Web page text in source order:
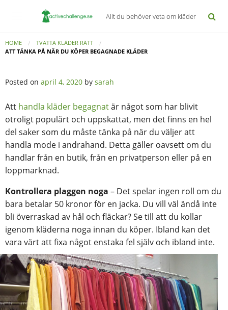
Allt du behöver veta om kläder
HOME
TVÄTTA KLÄDER RÄTT
ATT TÄNKA PÅ NÄR DU KÖPER BEGAGNADE KLÄDER
Posted on april 4, 2020 by sarah
Att handla kläder begagnatär något som har blivit
otroligt populärt och uppskattat, men det finns en hel
del saker som du måste tänka på när du väljer att
handla mode i andrahand. Detta gäller oavsett om du
handlar från en butik, från en privatperson eller på en
loppmarknad.
Kontrollera plaggen noga – Det spelar ingen roll om du
bara betalar 50 kronor för en jacka. Du vill väl ändå inte
bli överraskad av hål och fläckar? Se till att du kollar
igenom kläderna noga innan du köper. Ibland kan det
vara värt att fixa något enstaka fel själv och ibland inte.